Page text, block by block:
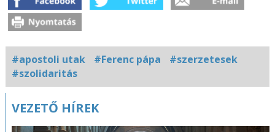
#apostoli utak #Ferenc pápa
#szerzetesek
#szolidaritás
Kapcsolódó
VEZETŐ HÍREK